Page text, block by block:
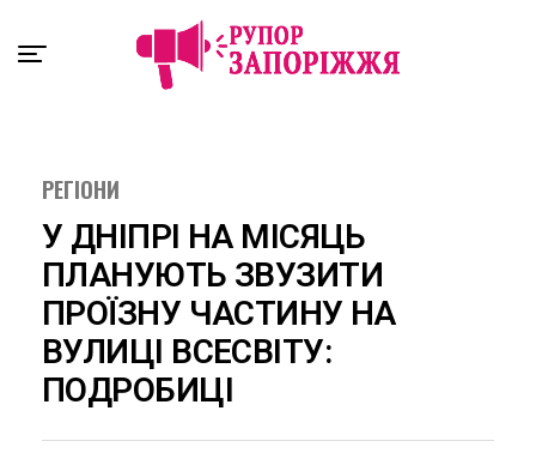
РЕГІОНИ
У ДНІПРІ НА МІСЯЦЬ
ПЛАНУЮТЬ ЗВУЗИТИ
ПРОЇЗНУ ЧАСТИНУ НА
ВУЛИЦІ ВСЕСВІТУ:
ПОДРОБИЦІ
Exit mobile version